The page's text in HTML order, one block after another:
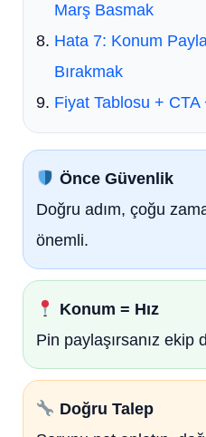
Marş Basmak
Hata 7: Konum
Bırakmak
Fiyat Tablosu +
Önce Güvenlik
Doğru adım, çoğu
önemli.
Konum = Hız
Pin paylaşırsanız ekip
Doğru Talep